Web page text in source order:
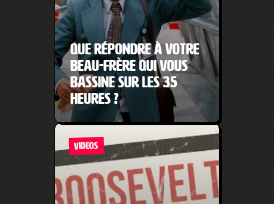
Que répondre à votre
beau-frère qui vous
bassine sur les 35
heures ?
VIDEOS